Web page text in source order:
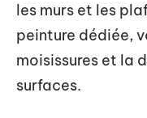
les murs et les
peinture dédiée,
moisissures et la
surfaces.